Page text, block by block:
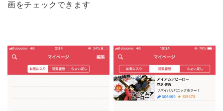
画をチェックできます